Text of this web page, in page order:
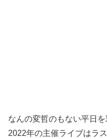
なんの変哲のもない平日を
2022年の主催ライブはラ